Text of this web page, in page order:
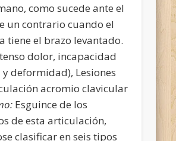
como sucede ante el
un contrario cuando el
tiene el brazo levantado.
dolor, incapacidad
deformidad), Lesiones
acromio clavicular
Esguince de los
de esta articulación,
clasificar en seis tipos